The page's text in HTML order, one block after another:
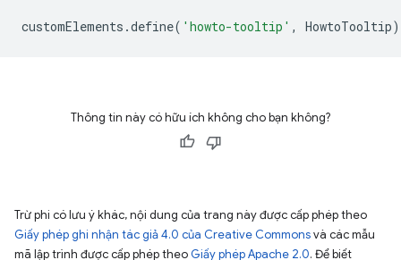
customElements .define( 'howto-tooltip' , HowtoTooltip
Thông tin này có hữu ích không cho bạn không?
Trừ phi có lưu ý khác, nội dung của trang này được cấp phép theo
Giấy phép ghi nhận tác giả 4.0 của Creative Commonsvà các mẫu
mã lập trình được cấp phép theo Giấy phép Apache 2.0. Để biết